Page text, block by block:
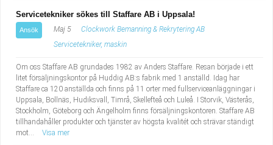
Militärt arbete
Naturbruk
Naturvetenskapligt arbete
Pedagogiskt arbete
Lärare i fritidshem/Fritidspedagog
Taxiförare/Taxichaufför
Läkarsekreterare/Vårdadmin/Medicinsk
sekreterare
Servicetekniker sökes till Staffare AB i Uppsala!
Ansök Maj 5
Clockwork Bemanning & Rekrytering AB
Servicetekniker, maskin
Om oss Staffare AB grundades 1982 av Anders Staffare. Resan började i ett
litet försäljningskontor på Huddig AB:s fabrik med 1 anställd. Idag har
Staffare ca 120 anställda och finns på 11 orter med fullserviceanläggningar i
Uppsala, Bollnäs, Hudiksvall, Timrå, Skellefteå och Luleå. I Storvik, Västerås,
Stockholm, Göteborg och Ängelholm finns försäljningskontoren. Staffare AB
tillhandahåller produkter och tjänster av högsta kvalitét och strävar ständigt
mot...
Visa mer